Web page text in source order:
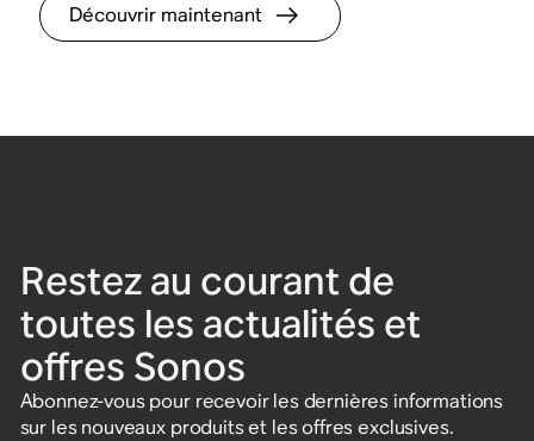
Découvrir maintenant
Restez au courant de
toutes les actualités et
offres Sonos
Abonnez-vous pour recevoir les dernières informations
sur les nouveaux produits et les offres exclusives.